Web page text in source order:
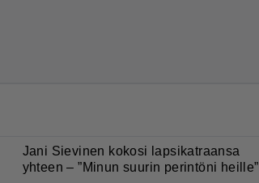
Jani Sievinen kokosi lapsikatraansa
yhteen – ”Minun suurin perintöni heille”